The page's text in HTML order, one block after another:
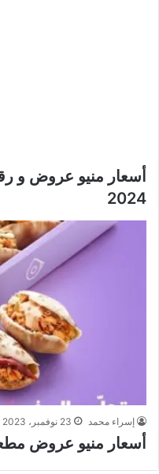
أسعار منيو عروض و
2024
إسراء محمد 23 نوفمبر، 2023
أسعار منيو عروض